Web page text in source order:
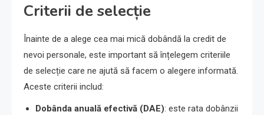
Criterii de selecție
Înainte de a alege cea mai mică dobândă la credit de
nevoi personale, este important să înțelegem criteriile
de selecție care ne ajută să facem o alegere informată.
Aceste criterii includ:
Dobânda anuală efectivă (DAE): este rata dobânzii